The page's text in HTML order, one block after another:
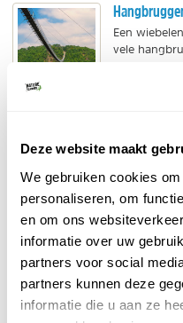
Deze website maakt
We gebruiken cookies
personaliseren, om
en om ons
informatie over uw
partners voor social
partners kunnen deze
informatie die u aan ze
Een
vele
Het Zwarte
bossen,
vindt? Van
BEKIJK
Bergen in